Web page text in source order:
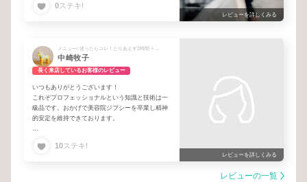
もありがとうございます♪
0ステキ!
レビューを詳しくみる
中崎牧子
長く来店しているお客様のレビュー
いつもありがとうございます！
これぞプロフェッショナルという知識と技術は一
級品です。おかげで美容院ジプシーを卒業し精神
的安定を維持できております。
０歳くらいまで現役で（笑）お願いいたします
10ステキ!
レビューを詳しくみる
レビューの一覧